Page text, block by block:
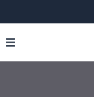
conteúdo